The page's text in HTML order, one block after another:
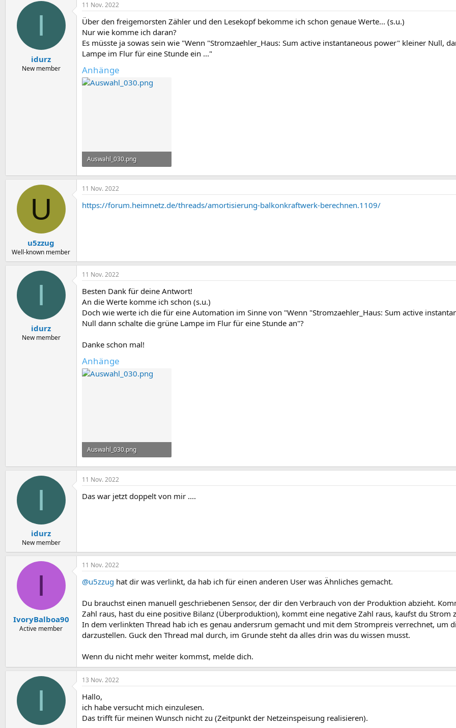
I
idurz
New member
11 Nov. 2022
Über den freigemorsten Zähler und den Lesekopf bekomme ich schon genaue Werte... (s.u.)
Nur wie komme ich daran?
Es müsste ja sowas sein wie "Wenn "Stromzaehler_Haus: Sum active instantaneous power" kleiner Null,
Lampe im Flur für eine Stunde ein ..."
Anhänge
Auswahl_030.png
57,6 KB · Aufrufe: 7
U
u5zzug
Well-known member
11 Nov. 2022
https://forum.heimnetz.de/threads/amortisierung-balkonkraftwerk-berechnen.1109/
I
idurz
New member
11 Nov. 2022
Besten Dank für deine Antwort!
An die Werte komme ich schon (s.u.)
Doch wie werte ich die für eine Automation im Sinne von "Wenn "Stromzaehler_Haus: Sum active
Null dann schalte die grüne Lampe im Flur für eine Stunde an"?
Danke schon mal!
Anhänge
Auswahl_030.png
57,6 KB · Aufrufe: 5
I
idurz
New member
11 Nov. 2022
Das war jetzt doppelt von mir ....
I
IvoryBalboa90
Active member
11 Nov. 2022
@u5zzug hat dir was verlinkt, da hab ich für einen anderen User was Ähnliches gemacht.
Du brauchst einen manuell geschriebenen Sensor, der dir den Verbrauch von der Produktion abzieht.
Zahl raus, hast du eine positive Bilanz (Überproduktion), kommt eine negative Zahl raus, kaufst du Strom
In dem verlinkten Thread hab ich es genau andersrum gemacht und mit dem Strompreis verrechnet, um
darzustellen. Guck den Thread mal durch, im Grunde steht da alles drin was du wissen musst.
Wenn du nicht mehr weiter kommst, melde dich.
I
13 Nov. 2022
Hallo,
ich habe versucht mich einzulesen.
Das trifft für meinen Wunsch nicht zu (Zeitpunkt der Netzeinspeisung realisieren).